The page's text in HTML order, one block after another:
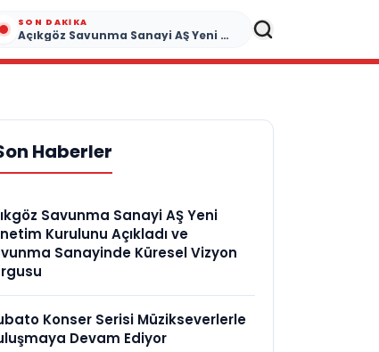
SON DAKIKA
Açıkgöz Savunma Sanayi AŞ Yeni Yönetim Kurulunu Açıkladı ve Savunma Sanayinde Küresel Vizyon Vurgusu
Haberler
Savunma Sanayi AŞ Yeni
Kurulunu Açıkladı ve
Sanayinde Küresel Vizyon
Konser Serisi Müzikseverlerle
Devam Ediyor